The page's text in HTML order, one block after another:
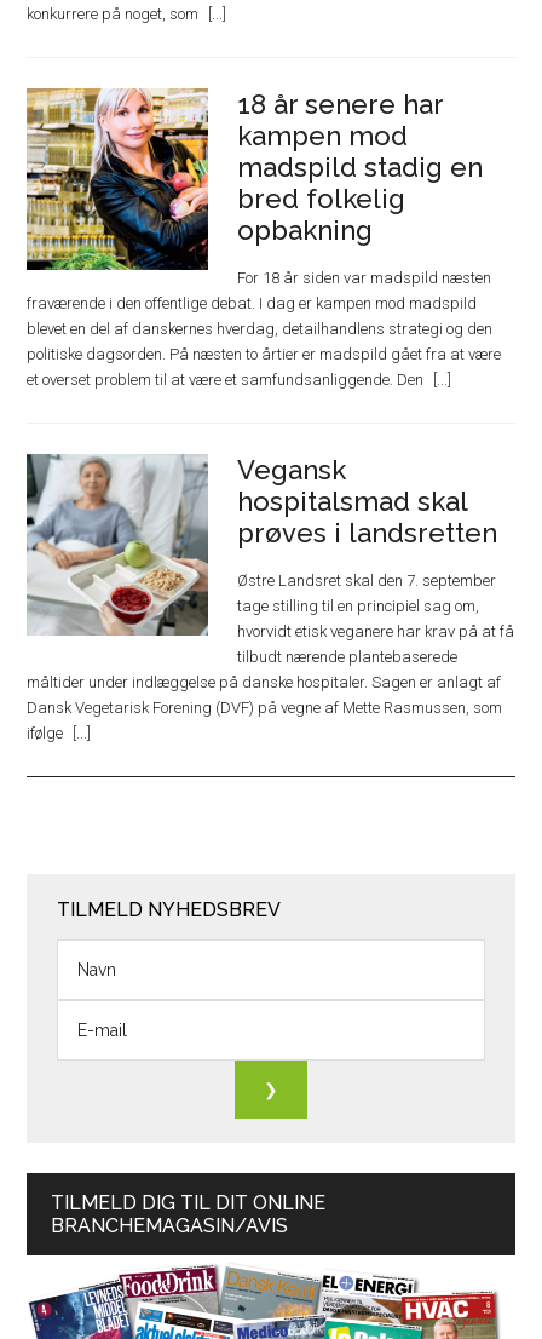
konkurrere på noget, som
18 år senere har
kampen mod
madspild stadig en
bred folkelig
opbakning
For 18 år siden var madspild næsten
fraværende i den offentlige debat. I dag er kampen mod madspild
blevet en del af danskernes hverdag, detailhandlens strategi og den
politiske dagsorden. På næsten to årtier er madspild gået fra at være
et overset problem til at være et samfundsanliggende. Den
Vegansk
hospitalsmad skal
prøves i landsretten
Østre Landsret skal den 7. september
tage stilling til en principiel sag om,
hvorvidt etisk veganere har krav på at få
tilbudt nærende plantebaserede
måltider under indlæggelse på danske hospitaler. Sagen er anlagt af
Dansk Vegetarisk Forening (DVF) på vegne af Mette Rasmussen, som
ifølge
TILMELD NYHEDSBREV
TILMELD DIG TIL DIT ONLINE
BRANCHEMAGASIN/AVIS